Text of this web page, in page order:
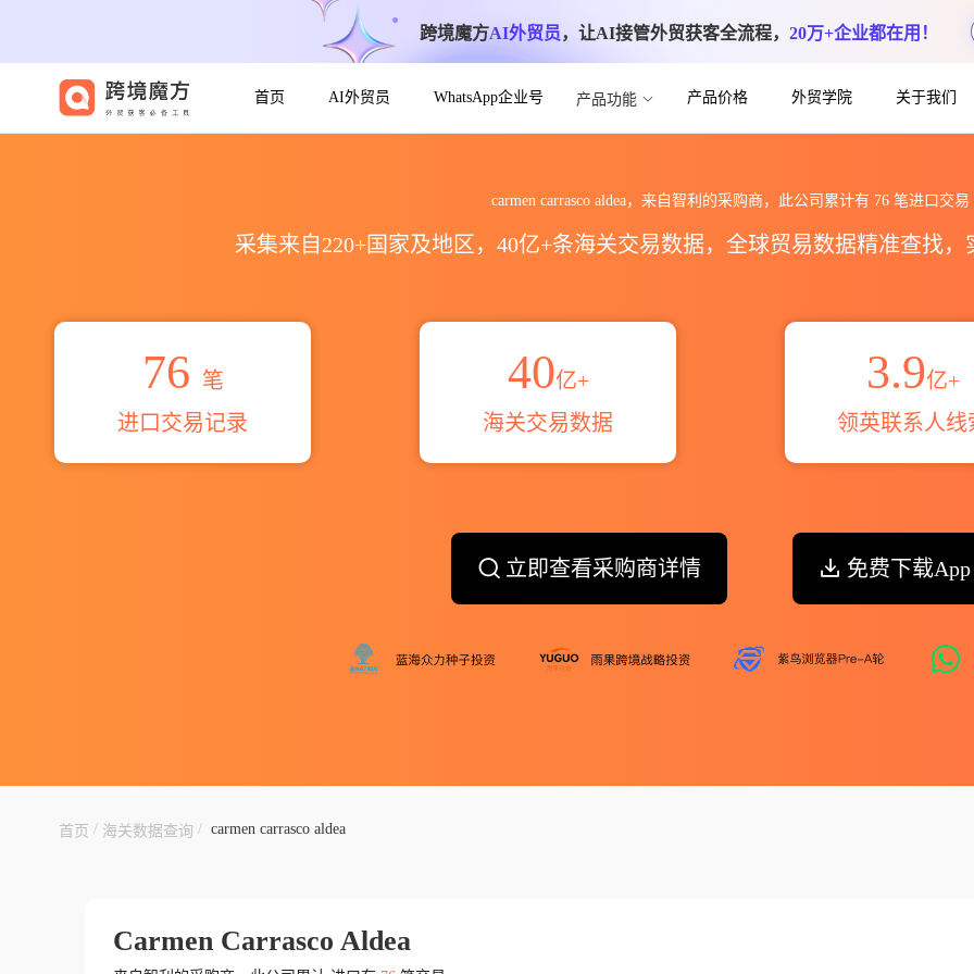
跨境魔方AI外贸员，让AI接管外贸获客全流程， 20万+企业都在用！
首页 AI外贸员 WhatsApp企业号 产品功能 产品价格 外贸学院 关于我们
carmen carrasco aldea，来自智利的采购商，此公司累计有 76 笔进口交易
采集来自220+国家及地区，40亿+条海关交易数据，全球贸易数据精准查找
76 笔
进口交易记录
40亿+
海关交易数据
3.9亿+
领英联系人线
立即查看采购商详情 免费下载App
首页 / 海关数据查询 / carmen carrasco aldea
Carmen Carrasco Aldea